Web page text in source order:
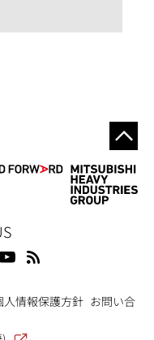
人情報保護方針 お問い合